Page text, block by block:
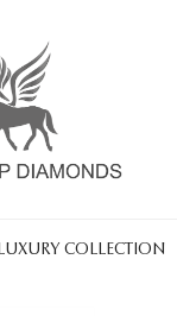
COLLECTION